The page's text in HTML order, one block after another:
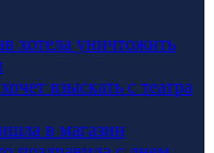
хотела уничтожить
взыскать с театра
в магазин